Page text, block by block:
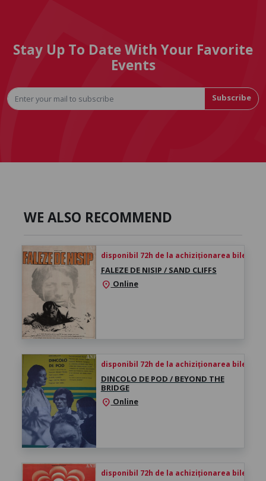
Stay Up To Date With Your Favorite
Events
Subscribe
WE ALSO RECOMMEND
disponibil 72h de la achiziționarea biletului
FALEZE DE NISIP / SAND CLIFFS
location_on Online
disponibil 72h de la achiziționarea biletului
DINCOLO DE POD / BEYOND THE
BRIDGE
location_on Online
disponibil 72h de la achiziționarea biletului